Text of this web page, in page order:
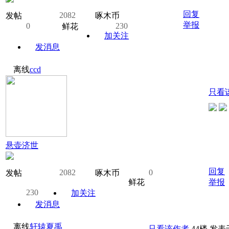
发帖 2082
啄木币
0
鲜花
230
加关注
发消息
回复
举报
离线ccd
悬壶济世
发帖 2082 啄木币
0
鲜花
230
加关注
发消息
只看
回复
举报
离线轩辕夏禹